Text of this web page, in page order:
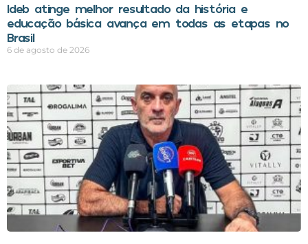
Ideb atinge melhor resultado da história e
educação básica avança em todas as etapas no
Brasil
6 de agosto de 2026